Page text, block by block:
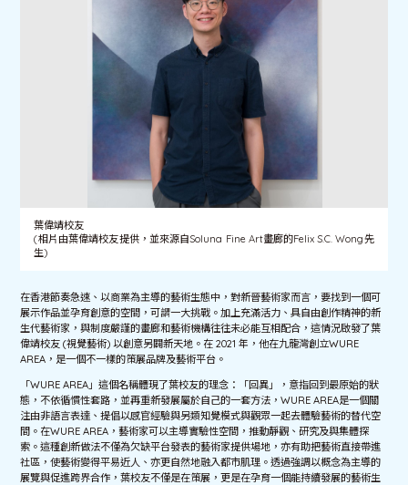
葉偉靖校友
(相片由葉偉靖校友提供，並來源自Soluna Fine Art畫廊的Felix S.C. Wong先
生)
在香港節奏急速、以商業為主導的藝術生態中，對新晉藝術家而言，要找到一個可
展示作品並孕育創意的空間，可謂一大挑戰。加上充滿活力、具自由創作精神的新
生代藝術家，與制度嚴謹的畫廊和藝術機構往往未必能互相配合，這情況啟發了葉
偉靖校友 (視覺藝術) 以創意另闢新天地。在 2021 年，他在九龍灣創立WURE
AREA，是一個不一樣的策展品牌及藝術平台。
「WURE AREA」這個名稱體現了葉校友的理念：「回異」，意指回到最原始的狀
態，不依循慣性套路，並再重新發展屬於自己的一套方法，WURE AREA是一個關
注由非語言表達、提倡以感官經驗與另類知覺模式與觀眾一起去體驗藝術的替代空
間。在WURE AREA，藝術家可以主導實驗性空間，推動靜觀、研究及與集體探
索。這種創新做法不僅為欠缺平台發表的藝術家提供場地，亦有助把藝術直接帶進
社區，使藝術變得平易近人、亦更自然地融入都市肌理。透過強調以概念為主導的
展覽與促進跨界合作，葉校友不僅是在策展，更是在孕育一個能持續發展的藝術生